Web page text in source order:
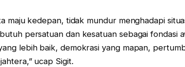
maju kedepan, tidak mundur menghadapi
persatuan dan kesatuan sebagai fondasi
lebih baik, demokrasi yang mapan,
ucap Sigit.